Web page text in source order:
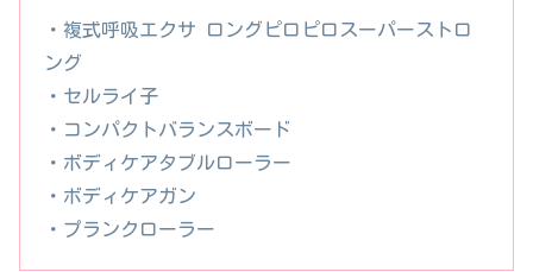
・複式呼吸エクサ ロングピロピロスーパーストロ
ング
・セルライ子
・コンパクトバランスボード
・ボディケアタブルローラー
・ボディケアガン
・プランクローラー